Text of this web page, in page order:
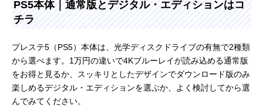
PS5本体｜通常版とデジタル・エディションはコ
チラ
プレステ5（PS5）本体は、光学ディスクドライブの有無で2種類
から選べます。1万円の違いで4Kブルーレイが読み込める通常版
をお得と見るか、スッキリとしたデザインでダウンロード版のみ
楽しめるデジタル・エディションを選ぶか、よく検討してから選
んでみてください。